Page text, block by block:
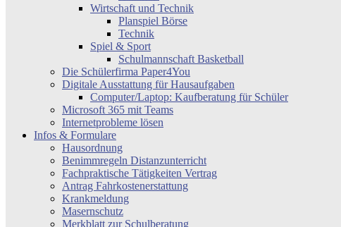
Wirtschaft und Technik
Planspiel Börse
Technik
Spiel & Sport
Schulmannschaft Basketball
Die Schülerfirma Paper4You
Digitale Ausstattung für Hausaufgaben
Computer/Laptop: Kaufberatung für Schüler
Microsoft 365 mit Teams
Internetprobleme lösen
Infos & Formulare
Hausordnung
Benimmregeln Distanzunterricht
Fachpraktische Tätigkeiten Vertrag
Antrag Fahrkostenerstattung
Krankmeldung
Masernschutz
Merkblatt zur Schulberatung